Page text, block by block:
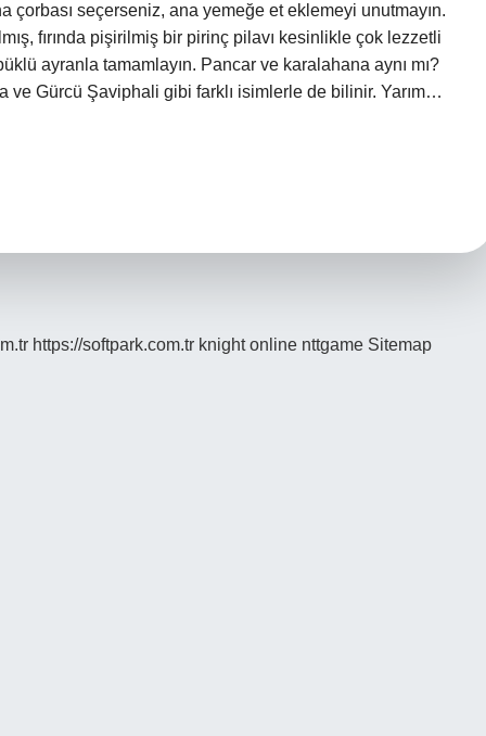
seçerseniz, ana yemeğe et eklemeyi unutmayın.
fırında pişirilmiş bir pirinç pilavı kesinlikle çok lezzetli
ayranla tamamlayın. Pancar ve karalahana aynı mı?
ve Gürcü Şaviphali gibi farklı isimlerle de bilinir. Yarım…
https://softpark.com.tr knight online nttgame Sitemap